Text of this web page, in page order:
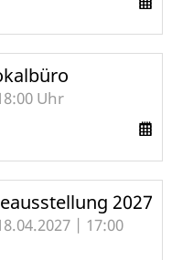
Uhr
2027
| 17:00